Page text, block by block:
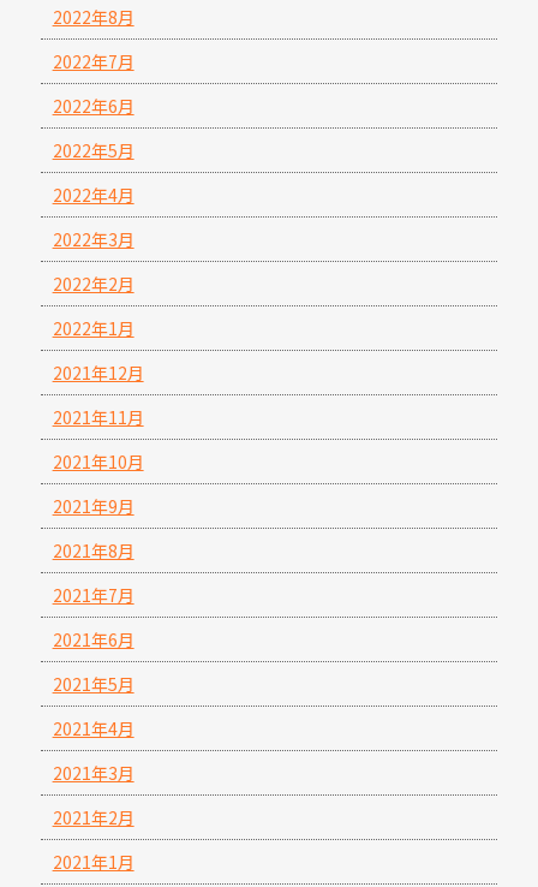
2022年8月
2022年7月
2022年6月
2022年5月
2022年4月
2022年3月
2022年2月
2022年1月
2021年12月
2021年11月
2021年10月
2021年9月
2021年8月
2021年7月
2021年6月
2021年5月
2021年4月
2021年3月
2021年2月
2021年1月